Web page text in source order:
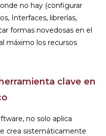
no hay (configurar
Interfaces, librerías,
formas novedosas en el
máximo los recursos
clave en
no solo aplica
crea sistemáticamente